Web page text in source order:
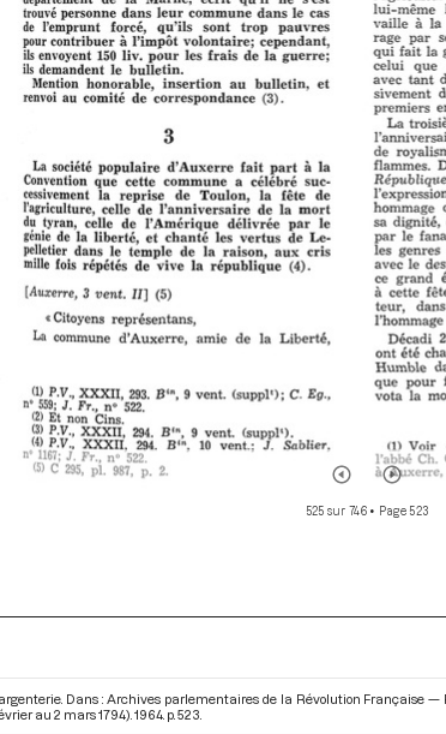
525 sur 746• Page 523
Dans : Archives parlementaires de la Révolution Française —
au 2 mars 1794) . 1964. p. 523.